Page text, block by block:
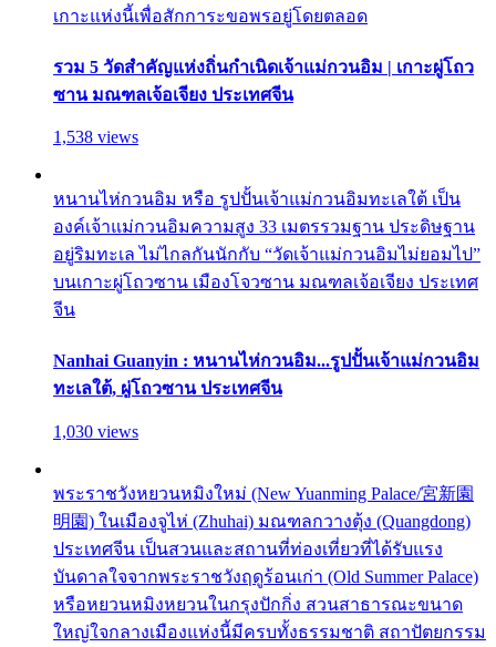
เกาะแห่งนี้เพื่อสักการะขอพรอยู่โดยตลอด
รวม 5 วัดสำคัญแห่งถิ่นกำเนิดเจ้าแม่กวนอิม | เกาะผู่โถว
ซาน มณฑลเจ้อเจียง ประเทศจีน
1,538 views
หนานไห่กวนอิม หรือ รูปปั้นเจ้าแม่กวนอิมทะเลใต้ เป็น
องค์เจ้าแม่กวนอิมความสูง 33 เมตรรวมฐาน ประดิษฐาน
อยู่ริมทะเล ไม่ไกลกันนักกับ “วัดเจ้าแม่กวนอิมไม่ยอมไป”
บนเกาะผู่โถวซาน เมืองโจวซาน มณฑลเจ้อเจียง ประเทศ
จีน
Nanhai Guanyin : หนานไห่กวนอิม...รูปปั้นเจ้าแม่กวนอิม
ทะเลใต้, ผู่โถวซาน ประเทศจีน
1,030 views
พระราชวังหยวนหมิงใหม่ (New Yuanming Palace/宮新園
明園) ในเมืองจูไห่ (Zhuhai) มณฑลกวางตุ้ง (Quangdong)
ประเทศจีน เป็นสวนและสถานที่ท่องเที่ยวที่ได้รับแรง
บันดาลใจจากพระราชวังฤดูร้อนเก่า (Old Summer Palace)
หรือหยวนหมิงหยวนในกรุงปักกิ่ง สวนสาธารณะขนาด
ใหญ่ใจกลางเมืองแห่งนี้มีครบทั้งธรรมชาติ สถาปัตยกรรม